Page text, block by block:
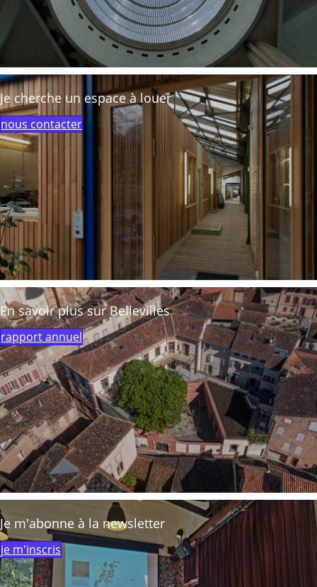
Je cherche un espace à louer
nous contacter
En savoir plus sur Bellevilles
rapport annuel
Je m'abonne à la newsletter
je m'inscris